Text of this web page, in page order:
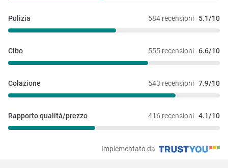
584 recensioni 5.1/10
Pulizia
555 recensioni 6.6/10
Cibo
543 recensioni 7.9/10
Colazione
416 recensioni 4.1/10
Rapporto qualità/prezzo
Implementato da